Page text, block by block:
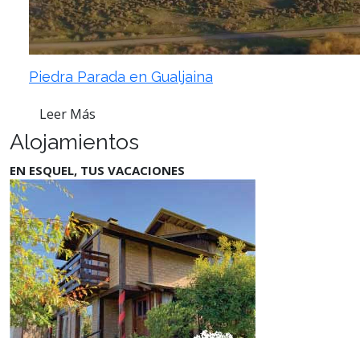
Piedra Parada en Gualjaina
Leer Más
Alojamientos
EN ESQUEL, TUS VACACIONES